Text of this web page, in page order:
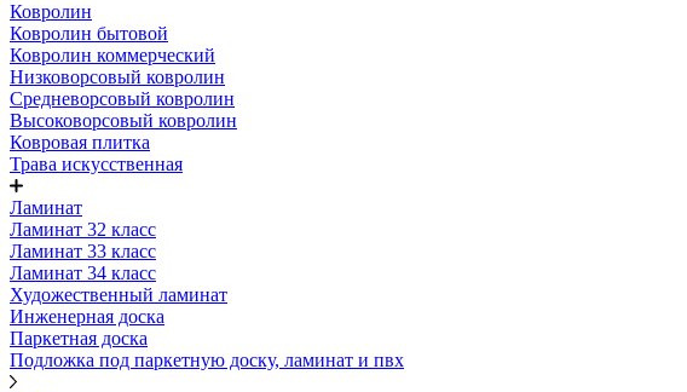
Ковролин
Ковролин бытовой
Ковролин коммерческий
Низковорсовый ковролин
Средневорсовый ковролин
Высоковорсовый ковролин
Ковровая плитка
Трава искусственная
Ламинат
Ламинат 32 класс
Ламинат 33 класс
Ламинат 34 класс
Художественный ламинат
Инженерная доска
Паркетная доска
Подложка под паркетную доску, ламинат и пвх